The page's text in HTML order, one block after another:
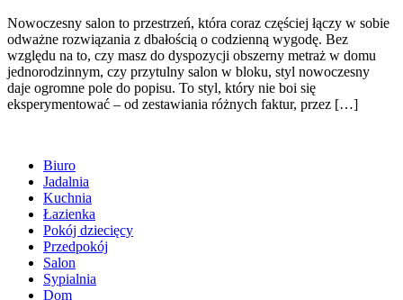
Nowoczesny salon to przestrzeń, która coraz częściej łączy w sobie
odważne rozwiązania z dbałością o codzienną wygodę. Bez
względu na to, czy masz do dyspozycji obszerny metraż w domu
jednorodzinnym, czy przytulny salon w bloku, styl nowoczesny
daje ogromne pole do popisu. To styl, który nie boi się
eksperymentować – od zestawiania różnych faktur, przez […]
Biuro
Jadalnia
Kuchnia
Łazienka
Pokój dziecięcy
Przedpokój
Salon
Sypialnia
Dom